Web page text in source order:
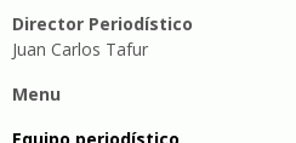
Director Periodístico
Juan Carlos Tafur
Menu